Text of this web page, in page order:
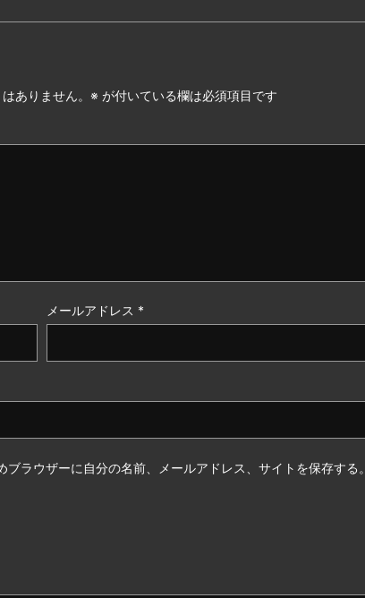
ありません。 ※ が付いている欄は必須項目です
メールアドレス *
ラウザーに自分の名前、メールアドレス、サイトを保存する。